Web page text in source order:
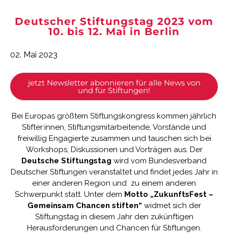
Deutscher Stiftungstag 2023 vom
10. bis 12. Mai in Berlin
02. Mai 2023
jetzt Newsletter abonnieren für alle News von
und für Stiftungen!
Bei Europas größtem Stiftungskongress kommen jährlich
Stifter:innen, Stiftungsmitarbeitende, Vorstände und
freiwillig Engagierte zusammen und tauschen sich bei
Workshops, Diskussionen und Vorträgen aus. Der
Deutsche Stiftungstag wird vom Bundesverband
Deutscher Stiftungen veranstaltet und findet jedes Jahr in
einer anderen Region und zu einem anderen
Schwerpunkt statt. Unter dem Motto „ZukunftsFest –
Gemeinsam Chancen stiften“ widmet sich der
Stiftungstag in diesem Jahr den zukünftigen
Herausforderungen und Chancen für Stiftungen.